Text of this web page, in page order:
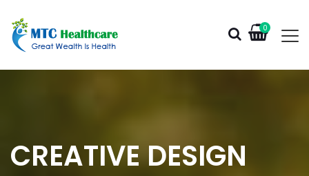
0
CREATIVE DESIGN